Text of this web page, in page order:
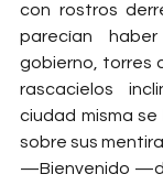
con rostros
parecían
gobierno, torres
rascacielos
ciudad misma
sobre sus
—Bienvenido